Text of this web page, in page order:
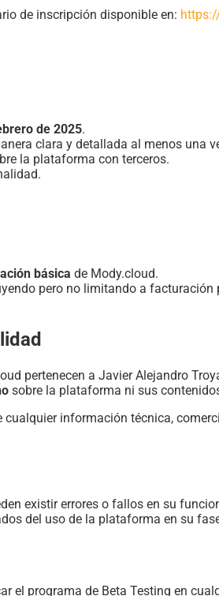
de inscripción disponible en:
de 2025.
clara y detallada al menos una
la plataforma con terceros.
básica de Mody.cloud.
pero no limitando a facturación
pertenecen a Javier Alejandro
sobre la plataforma ni sus
cualquier información técnica,
existir errores o fallos en su
del uso de la plataforma en su
el programa de Beta Testing en